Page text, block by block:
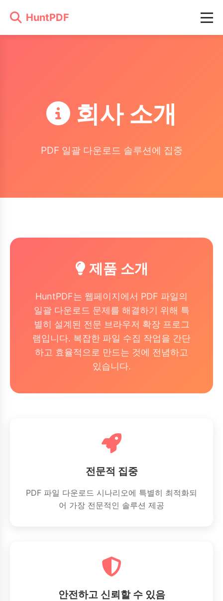
HuntPDF
회사 소개
PDF 일괄 다운로드 솔루션에 집중
제품 소개
HuntPDF는 웹페이지에서 PDF 파일의
일괄 다운로드 문제를 해결하기 위해 특
별히 설계된 전문 브라우저 확장 프로그
램입니다. 복잡한 파일 수집 작업을 간단
하고 효율적으로 만드는 것에 전념하고
있습니다.
전문적 집중
PDF 파일 다운로드 시나리오에 특별히 최적화되
어 가장 전문적인 솔루션 제공
안전하고 신뢰할 수 있음